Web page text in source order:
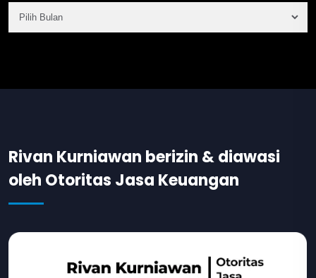
Rivan Kurniawan berizin & diawasi
oleh Otoritas Jasa Keuangan